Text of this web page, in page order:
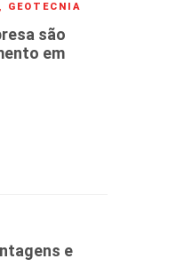
, GEOTECNIA
são
em
e